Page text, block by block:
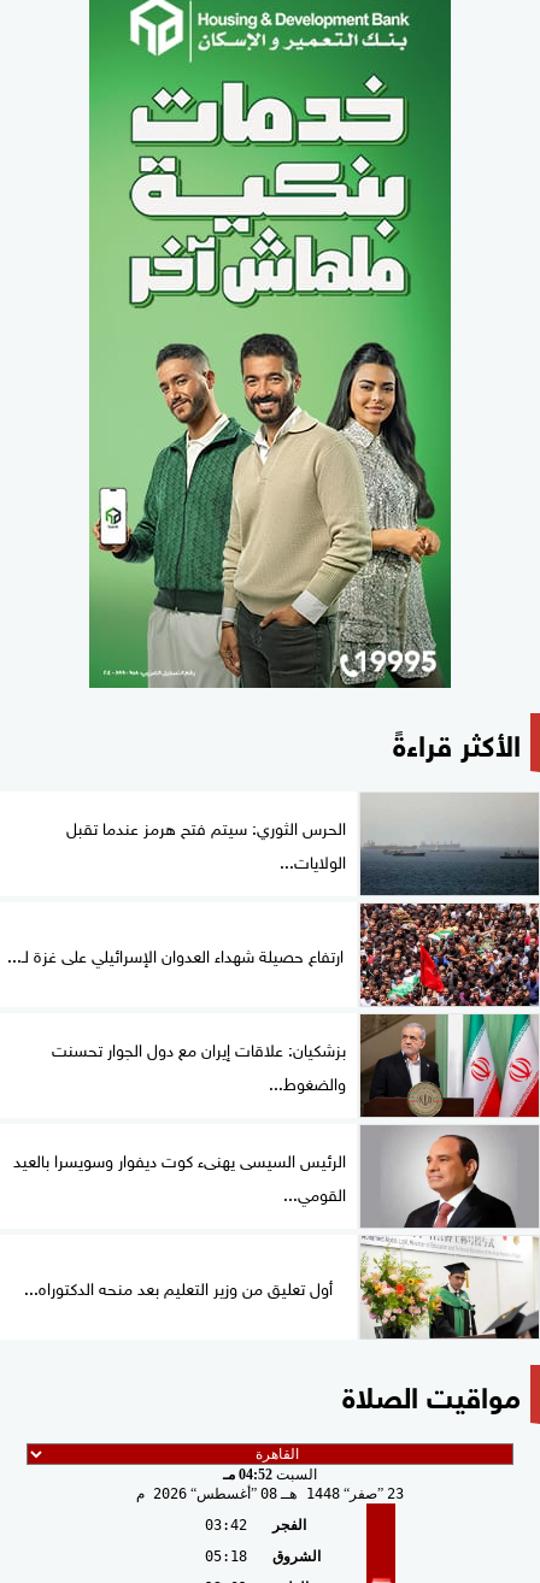
الأكثر قراءةً
الحرس الثوري: سيتم فتح هرمز عندما تقبل
الولايات...
ارتفاع حصيلة شهداء العدوان الإسرائيلي على غزة لـ...
بزشكيان: علاقات إيران مع دول الجوار تحسنت
والضغوط...
الرئيس السيسى يهنىء كوت ديفوار وسويسرا بالعيد
القومي...
أول تعليق من وزير التعليم بعد منحه الدكتوراه...
مواقيت الصلاة
السبت 04:52 مـ
23
صفر 1448 هـ 08 أغسطس
2026 م
الفجر
03:42
الشروق
05:18